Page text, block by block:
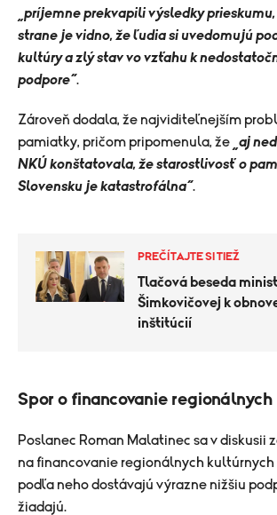
„príjemne prekvapili výsledky
strane je vidno, že ľudia si uvedomujú
kultúry a zlý stav vo vzťahu k
podpore“.
Zároveň dodala, že najviditeľnejším
pamiatky, pričom pripomenula, že
„aj
NKÚ konštatovala, že starostlivosť o
Slovensku je katastrofálna“.
PREČÍTAJTE SI TIEŽ
Tlačová beseda
Šimkovičovej k
inštitúcií
Spor o financovanie
Poslanec Roman Malatinec sa v diskusii
na financovanie regionálnych
podľa neho dostávajú výrazne nižšiu
žiadajú.